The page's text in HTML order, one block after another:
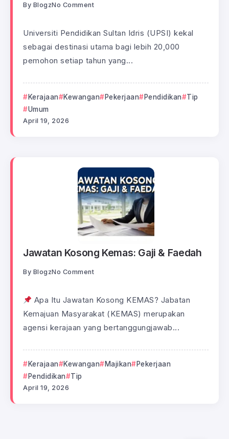
By BlogzNo Comment
Universiti Pendidikan Sultan Idris (UPSI) kekal
sebagai destinasi utama bagi lebih 20,000
pemohon setiap tahun yang...
Kerajaan Kewangan Pekerjaan Pendidikan
Tip
Umum
April 19, 2026
Jawatan Kosong Kemas: Gaji & Faedah
By BlogzNo Comment
Apa Itu Jawatan Kosong KEMAS? Jabatan
Kemajuan Masyarakat (KEMAS) merupakan
agensi kerajaan yang bertanggungjawab...
Kerajaan Kewangan Majikan
Pekerjaan
Pendidikan
Tip
April 19, 2026